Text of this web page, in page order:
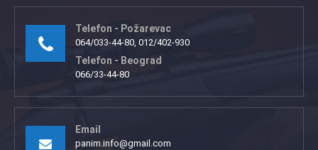
Telefon - Požarevac
064/033-44-80, 012/402-930
Telefon - Beograd
066/33-44-80
Email
panim.info@gmail.com